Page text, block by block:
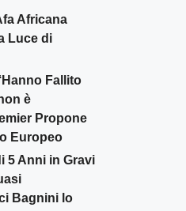
Africana
Luce di
Fallito
è
Propone
Europeo
5 Anni in Gravi
Bagnini lo